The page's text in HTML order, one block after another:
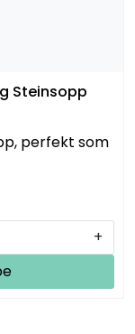
Steinsopp
perfekt som
+